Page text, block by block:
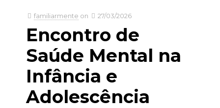
familiarmente on 27/03/2026
Encontro de
Saúde Mental na
Infância e
Adolescência